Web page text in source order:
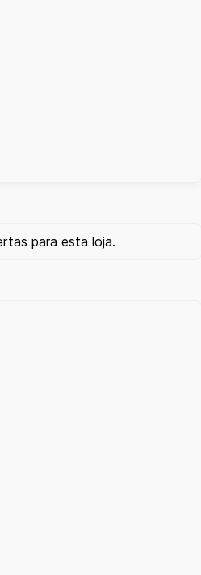
para esta loja.